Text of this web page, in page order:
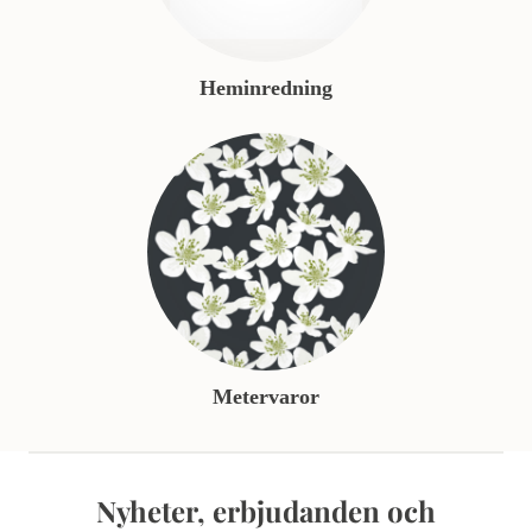
Heminredning
Metervaror
Nyheter, erbjudanden och